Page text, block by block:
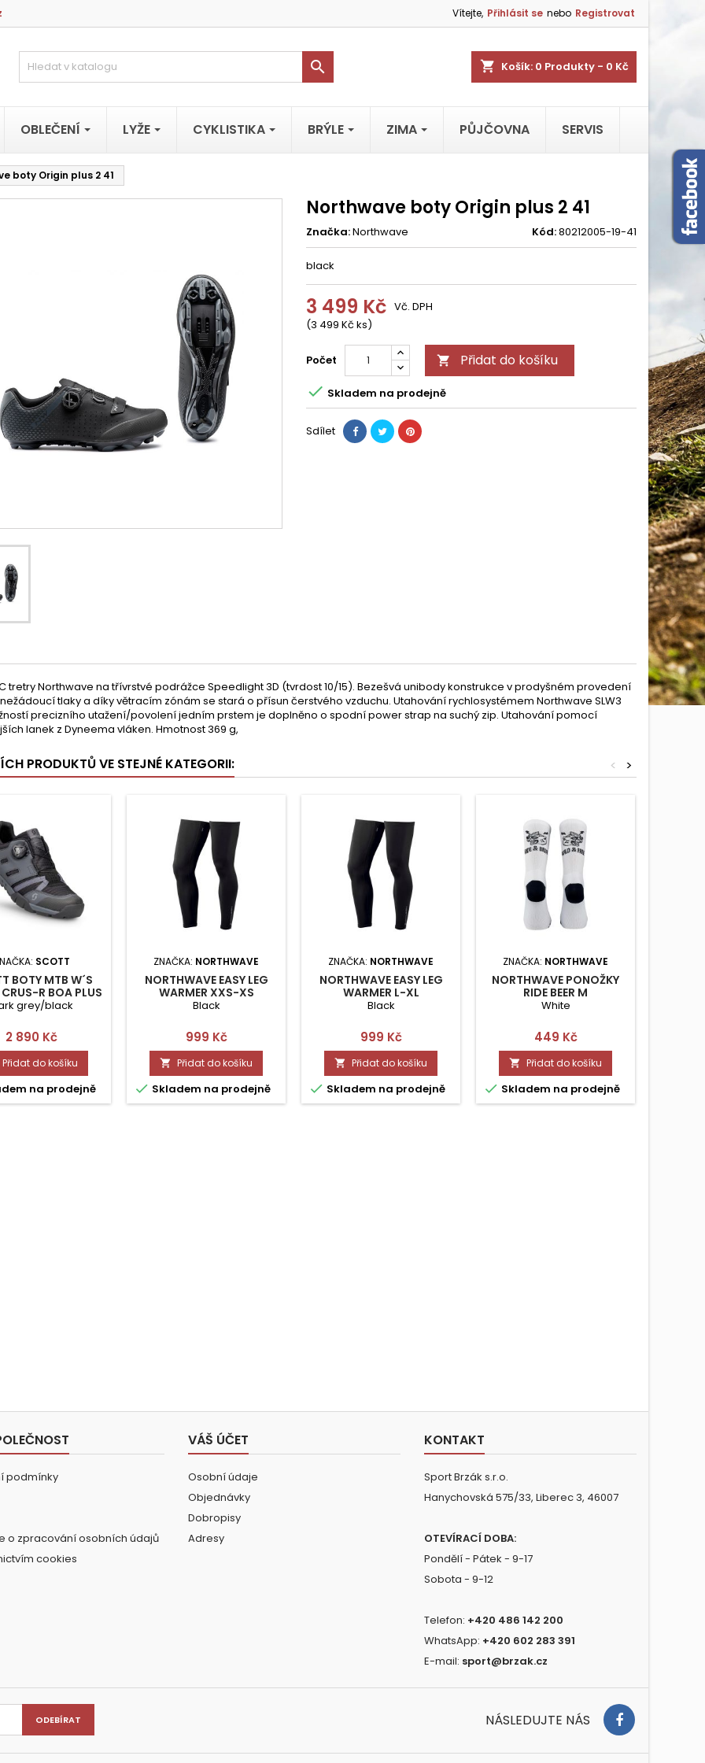
Vítejte, Přihlásit se nebo Registrovat
shopping_cart Košík: 0 Produkty - 0 Kč

OBLEČENÍ LYŽE CYKLISTIKA BRÝLE ZIMA PŮJČOVNA SERVIS
boty Origin plus 2 41
Northwave boty Origin plus 2 41
Značka:Northwave Kód:80212005-19-41
black
3 499 Kč
(3 499 Kč ks)
Vč. DPH
Počet  Přidat do košíku
 Skladem na prodejně
Sdílet
tretry Northwave na třívrstvé podrážce Speedlight 3D (tvrdost 10/15). Bezešvá unibody konstrukce v prodyšném provedení
tlaky a díky větracím zónám se stará o přísun čerstvého vzduchu. Utahování rychlosystémem Northwave SLW3
precizního utažení/povolení jedním prstem je doplněno o spodní power strap na suchý zip. Utahování pomocí
lanek z Dyneema vláken. Hmotnost 369 g,
PRODUKTŮ VE STEJNÉ KATEGORII: >
<
SCOTT
BOTY MTB W´S
R BOA PLUS
40
grey/black
Cena
2 890 Kč
Přidat do košíku
na prodejně
ZNAČKA: NORTHWAVE
NORTHWAVE EASY LEG
WARMER XXS-XS
Black
Cena
999 Kč
 Přidat do košíku
 Skladem na prodejně
ZNAČKA: NORTHWAVE
NORTHWAVE EASY LEG
WARMER L-XL
Black
Cena
999 Kč
 Přidat do košíku
 Skladem na prodejně
ZNAČKA: NORTHWAVE
NORTHWAVE PONOŽKY
RIDE BEER M
White
Cena
449 Kč
 Přidat do košíku
 Skladem na prodejně
podmínky
o zpracování osobních údajů
cookies
VÁŠ ÚČET
Osobní údaje
Objednávky
Dobropisy
Adresy
KONTAKT
Sport Brzák s.r.o.
Hanychovská 575/33, Liberec 3, 46007
OTEVÍRACÍ DOBA:
Pondělí - Pátek - 9-17
Sobota - 9-12
Telefon: +420 486 142 200
WhatsApp: +420 602 283 391
E-mail: sport@brzak.cz
NÁSLEDUJTE NÁS